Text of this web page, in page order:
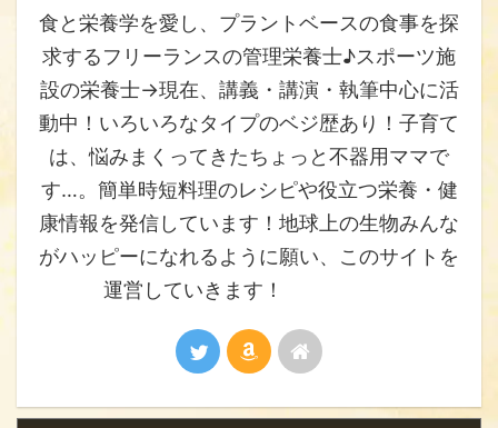
食と栄養学を愛し、プラントベースの食事を探
求するフリーランスの管理栄養士♪スポーツ施
設の栄養士→現在、講義・講演・執筆中心に活
動中！いろいろなタイプのベジ歴あり！子育て
は、悩みまくってきたちょっと不器用ママで
す…。簡単時短料理のレシピや役立つ栄養・健
康情報を発信しています！地球上の生物みんな
がハッピーになれるように願い、このサイトを
運営していきます！